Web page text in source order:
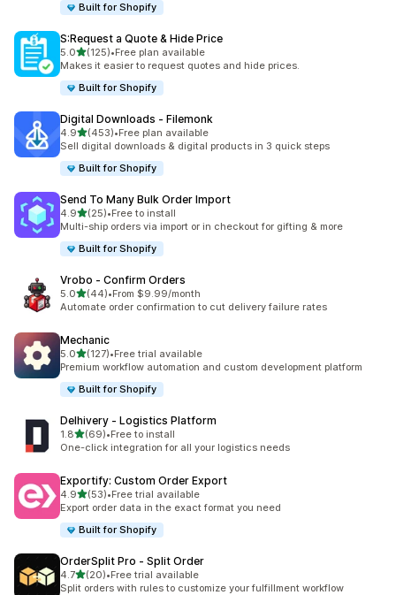
Built for Shopify
S:Request a Quote & Hide Price
5.05つ星中
(125)
合計レビュー数：125件
•Free plan available
Makes it easier to request quotes and hide prices.
Built for Shopify
Digital Downloads ‑ Filemonk
4.95つ星中
(453)
合計レビュー数：453件
•Free plan available
Sell digital downloads & digital products in 3 quick steps
Built for Shopify
Send To Many Bulk Order Import
4.95つ星中
(25)
合計レビュー数：25件
•Free to install
Multi-ship orders via import or in checkout for gifting & more
Built for Shopify
Vrobo ‑ Confirm Orders
5.05つ星中
(44)
合計レビュー数：44件
•From $9.99/month
Automate order confirmation to cut delivery failure rates
Mechanic
5.05つ星中
(127)
合計レビュー数：127件
•Free trial available
Premium workflow automation and custom development platform
Built for Shopify
Delhivery ‑ Logistics Platform
1.85つ星中
(69)
合計レビュー数：69件
•Free to install
One-click integration for all your logistics needs
Exportify: Custom Order Export
4.95つ星中
(53)
合計レビュー数：53件
•Free trial available
Export order data in the exact format you need
Built for Shopify
OrderSplit Pro ‑ Split Order
4.75つ星中
(20)
合計レビュー数：20件
•Free trial available
Split orders with rules to customize your fulfillment workflow